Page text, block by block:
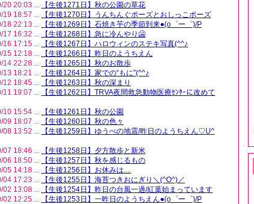
20 20:03 ...
【生後1271日】秋の公園の草花
19 18:57 ...
【生後1270日】うんちんぐポーズとおしっこポーズ
18 22:13 ...
【生後1269日】石焼き芋の季節到来●(o゜ー゜)/P
17 16:32 ...
【生後1268日】急に冷んやり🥶
16 17:15 ...
【生後1267日】ハロウィンのステキ写真(^^♪
15 12:18 ...
【生後1266日】昨日のようちえん
14 22:28 ...
【生後1265日】秋のお散歩
13 18:21 ...
【生後1264日】家での“もに”(^^♪
12 18:45 ...
【生後1263日】秋の深まり
11 19:07 ...
【生後1262日】TRVA夜間救急動物医療ｾﾝﾀｰに改めて
10 15:54 ...
【生後1261日】秋の公園
09 18:07 ...
【生後1260日】秋の色々
08 13:52 ...
【生後1259日】ゆうべの地震/昨日のようちえん♡U^
07 18:46 ...
【生後1258日】夕方散歩と新米
06 18:50 ...
【生後1257日】秋を感じるもの
05 14:18 ...
【生後1256日】お休みは....
04 17:23 ...
【生後1255日】海苔つきおにぎり＼(^O^)／
02 13:08 ...
【生後1254日】昨日の台風一過/紅葉始まっています
02 12:25 ...
【生後1253日】一昨日のようちえん●(o゜ー゜)/P